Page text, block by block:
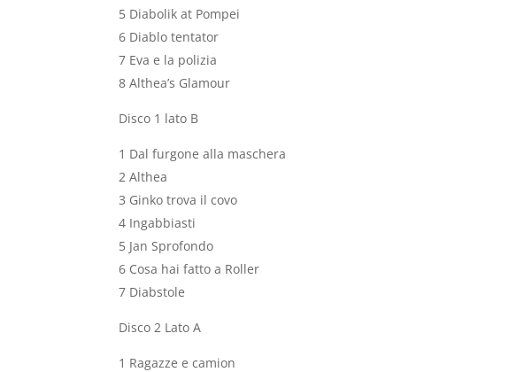
5 Diabolik at Pompei
6 Diablo tentator
7 Eva e la polizia
8 Althea’s Glamour
Disco 1 lato B
1 Dal furgone alla maschera
2 Althea
3 Ginko trova il covo
4 Ingabbiasti
5 Jan Sprofondo
6 Cosa hai fatto a Roller
7 Diabstole
Disco 2 Lato A
1 Ragazze e camion